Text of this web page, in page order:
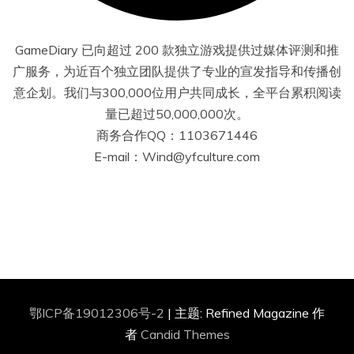
GameDiary 已向超过 200 款独立游戏提供过媒体评测和推
广服务，为近百个独立团队提供了专业的宣发指导和传播创
意企划。我们与300,000位用户共同成长，全平台累积阅读
量已超过50,000,000次。
商务合作QQ：1103671446
E-mail：Wind@yfculture.com
鄂ICP备19012306号-2 | 主题: Refined Magazine 作
者 Candid Themes